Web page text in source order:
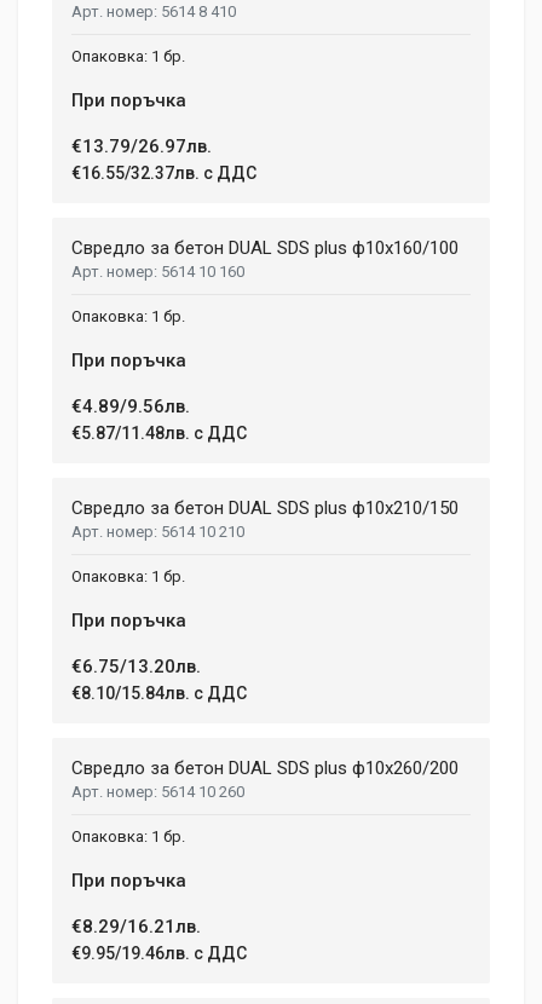
5614 8 410
1 бр.
При поръчка
€13.79/26.97лв.
€16.55/32.37лв. с ДДС
Свредло за бетон DUAL SDS plus ф10x160/100
5614 10 160
1 бр.
При поръчка
€4.89/9.56лв.
€5.87/11.48лв. с ДДС
Свредло за бетон DUAL SDS plus ф10x210/150
5614 10 210
1 бр.
При поръчка
€6.75/13.20лв.
€8.10/15.84лв. с ДДС
Свредло за бетон DUAL SDS plus ф10x260/200
5614 10 260
1 бр.
При поръчка
€8.29/16.21лв.
€9.95/19.46лв. с ДДС